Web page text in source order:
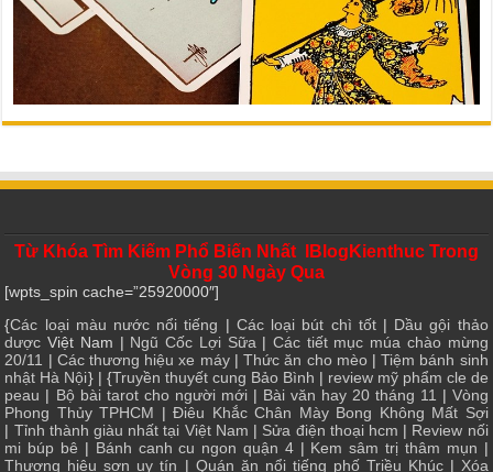
Từ Khóa Tìm Kiếm Phổ Biến Nhất IBlogKienthuc Trong
Vòng 30 Ngày Qua
[wpts_spin cache=”25920000″]
{Các loại màu nước nổi tiếng | Các loại bút chì tốt| Dầu gội thảo
dược Việt Nam | Ngũ Cốc Lợi Sữa | Các tiết mục múa chào mừng
20/11 | Các thương hiệu xe máy|Thức ăn cho mèo|Tiệm bánh sinh
nhật Hà Nội} | {Truyền thuyết cung Bảo Bình | review mỹ phẩm cle de
peau | Bộ bài tarot cho người mới| Bài văn hay 20 tháng 11 | Vòng
Phong Thủy TPHCM |Điêu Khắc Chân Mày Bong Không Mất Sợi
| Tỉnh thành giàu nhất tại Việt Nam | Sửa điện thoại hcm | Review nối
mi búp bê | Bánh canh cu ngon quận 4| Kem sâm trị thâm mụn |
Thương hiệu sơn uy tín | Quán ăn nổi tiếng phố Triều Khúc| Xóa